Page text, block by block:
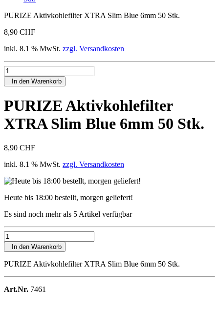
PURIZE Aktivkohlefilter XTRA Slim Blue 6mm 50 Stk.
8,90 CHF
inkl. 8.1 % MwSt. zzgl. Versandkosten
In den Warenkorb
PURIZE Aktivkohlefilter
XTRA Slim Blue 6mm 50 Stk.
8,90 CHF
inkl. 8.1 % MwSt. zzgl. Versandkosten
Heute bis 18:00 bestellt, morgen geliefert!
Es sind noch mehr als 5 Artikel verfügbar
In den Warenkorb
PURIZE Aktivkohlefilter XTRA Slim Blue 6mm 50 Stk.
Art.Nr. 7461